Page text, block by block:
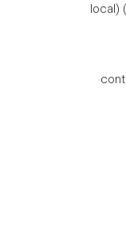
local)